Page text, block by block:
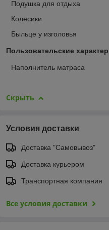
Подушка для отдыха
Колесики
Быльце у изголовья
Пользовательские
Наполнитель матраса
Скрыть
Условия доставки
Доставка "Самовывоз"
Доставка курьером
Транспортная компания
Все условия доставки